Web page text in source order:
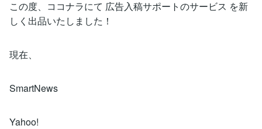
この度、ココナラにて 広告入稿サポートのサービス を新
しく出品いたしました！
現在、
SmartNews
Yahoo!